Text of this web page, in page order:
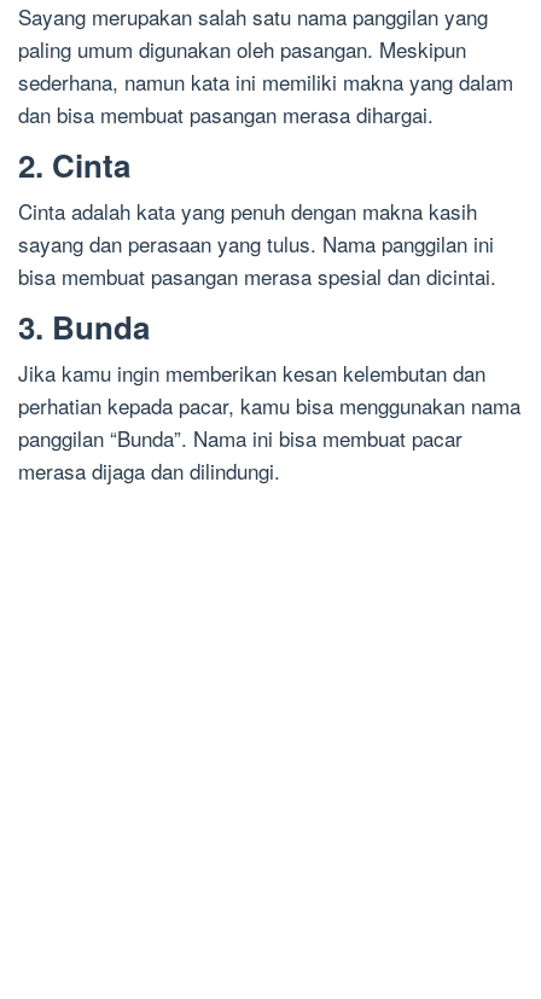
Sayang merupakan salah satu nama panggilan yang
paling umum digunakan oleh pasangan. Meskipun
sederhana, namun kata ini memiliki makna yang dalam
dan bisa membuat pasangan merasa dihargai.
2. Cinta
Cinta adalah kata yang penuh dengan makna kasih
sayang dan perasaan yang tulus. Nama panggilan ini
bisa membuat pasangan merasa spesial dan dicintai.
3. Bunda
Jika kamu ingin memberikan kesan kelembutan dan
perhatian kepada pacar, kamu bisa menggunakan nama
panggilan “Bunda”. Nama ini bisa membuat pacar
merasa dijaga dan dilindungi.